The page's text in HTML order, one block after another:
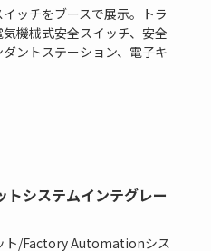
ッチをブースで展示。トラ
機械式安全スイッチ、安全
ントステーション、電子キ
トシステムインテグレー
ト/Factory Automationシス